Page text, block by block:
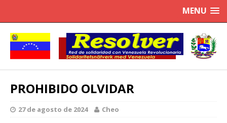
MENU
PROHIBIDO OLVIDAR
27 de agosto de 2024 Cheo